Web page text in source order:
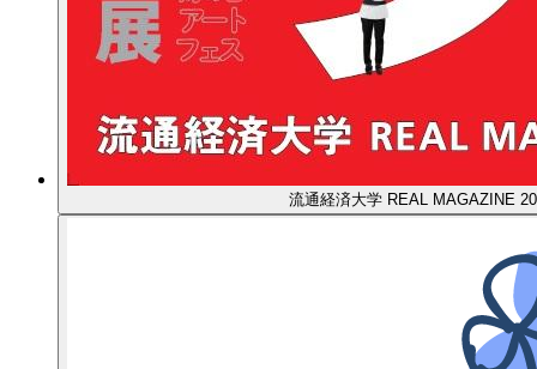
流通経済大学 REAL MAGAZINE